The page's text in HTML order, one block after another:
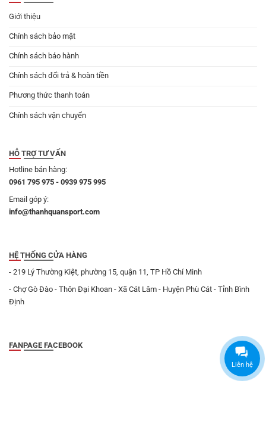
Giới thiệu
Chính sách bảo mật
Chính sách bảo hành
Chính sách đổi trả & hoàn tiền
Phương thức thanh toán
Chính sách vận chuyển
HỖ TRỢ TƯ VẤN
Hotline bán hàng:
0961 795 975 - 0939 975 995
Email góp ý:
info@thanhquansport.com
HỆ THỐNG CỬA HÀNG
- 219 Lý Thường Kiệt, phường 15, quận 11, TP Hồ Chí Minh
- Chợ Gò Đào - Thôn Đại Khoan - Xã Cát Lâm - Huyện Phù Cát - Tỉnh Bình
Định
FANPAGE FACEBOOK
Liên hệ